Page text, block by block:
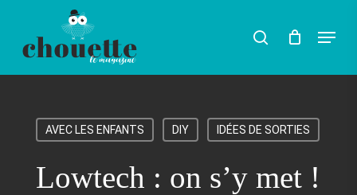
search Menu
AVEC LES ENFANTS DIY IDÉES DE SORTIES
Lowtech : on s’y met !